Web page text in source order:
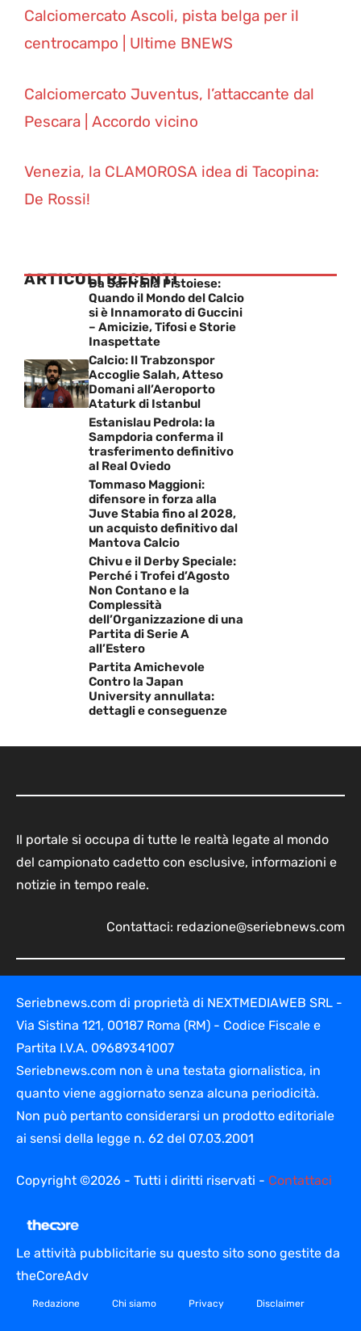
Calciomercato Ascoli, pista belga per il
centrocampo | Ultime BNEWS
Calciomercato Juventus, l’attaccante dal
Pescara | Accordo vicino
Venezia, la CLAMOROSA idea di Tacopina:
De Rossi!
ARTICOLI RECENTI
Da Sarri alla Pistoiese:
Quando il Mondo del Calcio
si è Innamorato di Guccini
– Amicizie, Tifosi e Storie
Inaspettate
Calcio: Il Trabzonspor
Accoglie Salah, Atteso
Domani all’Aeroporto
Ataturk di Istanbul
Estanislau Pedrola: la
Sampdoria conferma il
trasferimento definitivo
al Real Oviedo
Tommaso Maggioni:
difensore in forza alla
Juve Stabia fino al 2028,
un acquisto definitivo dal
Mantova Calcio
Chivu e il Derby Speciale:
Perché i Trofei d’Agosto
Non Contano e la
Complessità
dell’Organizzazione di una
Partita di Serie A
all’Estero
Partita Amichevole
Contro la Japan
University annullata:
dettagli e conseguenze
Il portale si occupa di tutte le realtà legate al mondo
del campionato cadetto con esclusive, informazioni e
notizie in tempo reale.
Contattaci: redazione@seriebnews.com
Seriebnews.com di proprietà di NEXTMEDIAWEB SRL -
Via Sistina 121, 00187 Roma (RM) - Codice Fiscale e
Partita I.V.A. 09689341007
Seriebnews.com non è una testata giornalistica, in
quanto viene aggiornato senza alcuna periodicità.
Non può pertanto considerarsi un prodotto editoriale
ai sensi della legge n. 62 del 07.03.2001
Copyright ©2026 - Tutti i diritti riservati - Contattaci
Le attività pubblicitarie su questo sito sono gestite da
theCoreAdv
Redazione Chi siamo Privacy Disclaimer